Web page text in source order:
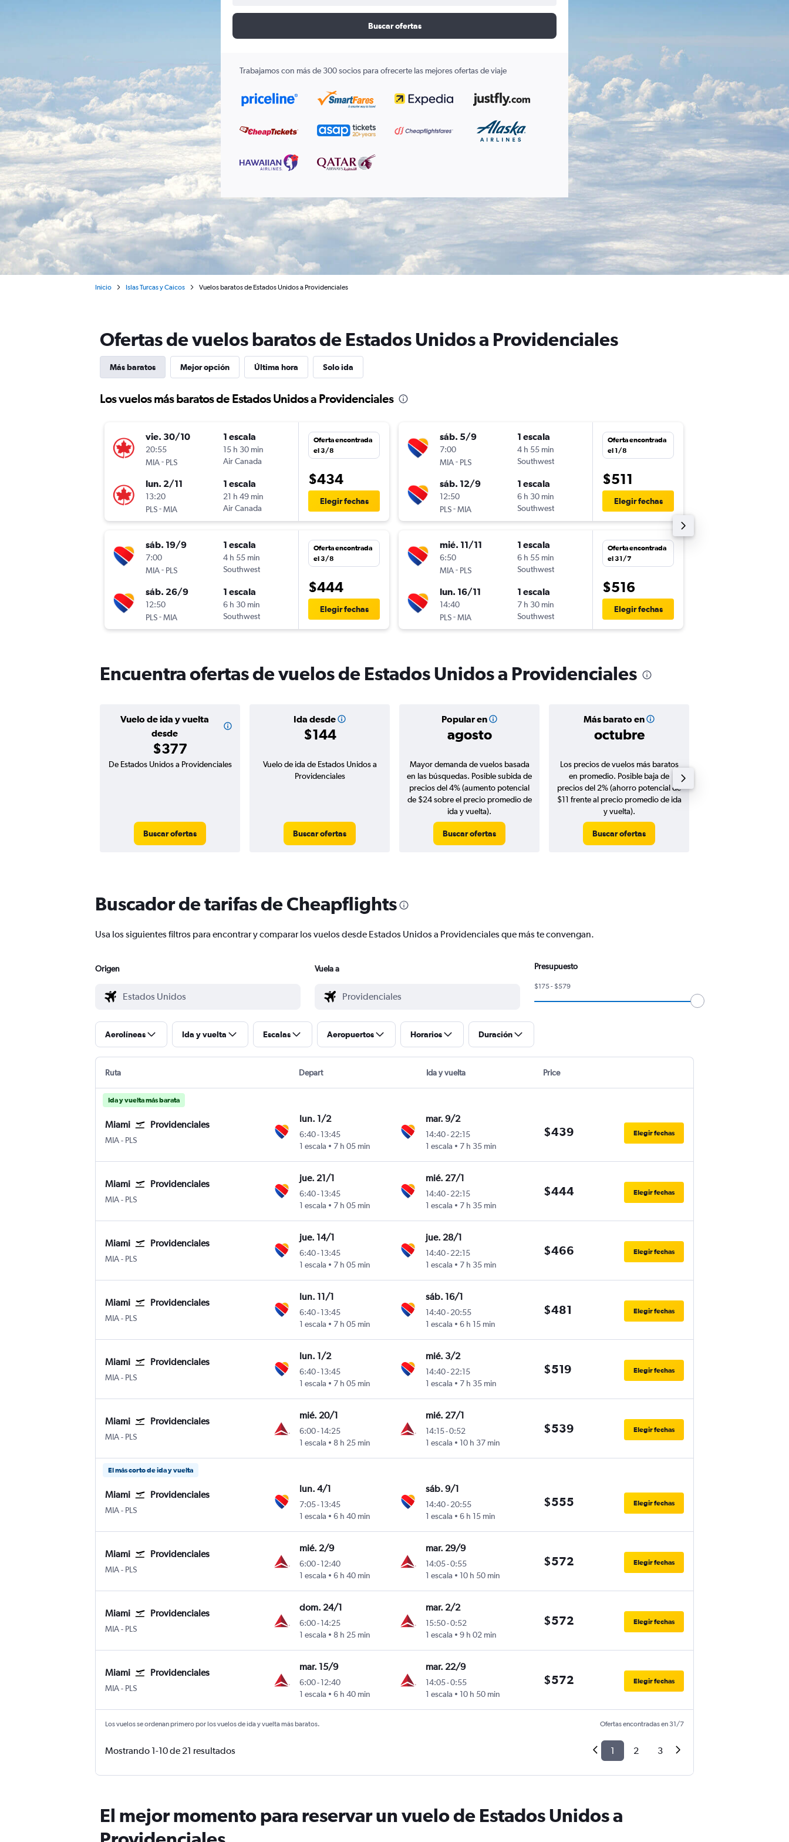
Buscar ofertas
Trabajamos con más de 300 socios para ofrecerte las mejores ofertas de viaje
Inicio Islas Turcas y Caicos Vuelos baratos de Estados Unidos a Providenciales
Ofertas de vuelos baratos de Estados Unidos a Providenciales
Más baratos Mejor opción Última hora Solo ida
Los vuelos más baratos de Estados Unidos a Providenciales
vie. 30/10
20:55
MIA- PLS
1 escala
15 h 30 min
Air Canada
lun. 2/11
13:20
PLS-MIA
1 escala
21 h 49 min
Air Canada
Oferta encontrada
el 3/8
$434
Elegir fechas
sáb. 19/9
7:00
MIA- PLS
1 escala
4 h 55 min
Southwest
sáb. 26/9
12:50
PLS-MIA
1 escala
6 h 30 min
Southwest
Oferta encontrada
el 3/8
$444
Elegir fechas
sáb. 5/9
7:00
MIA- PLS
1 escala
4 h 55 min
Southwest
sáb. 12/9
12:50
PLS-MIA
1 escala
6 h 30 min
Southwest
Oferta encontrada
el 1/8
$511
Elegir fechas
mié. 11/11
6:50
MIA- PLS
1 escala
6 h 55 min
Southwest
lun. 16/11
14:40
PLS-MIA
1 escala
7 h 30 min
Southwest
Oferta encontrada
el 31/7
$516
Elegir fechas
Encuentra ofertas de vuelos de Estados Unidos a Providenciales
Vuelo de ida y vuelta
desde
$377
Ida desde
$144
Popular en
agosto
Más barato en
octubre
De Estados Unidos a Providenciales
Buscar ofertas
Vuelo de ida de Estados Unidos a
Providenciales
Buscar ofertas
Mayor demanda de vuelos basada
en las búsquedas. Posible subida de
precios del 4% (aumento potencial
de $24 sobre el precio promedio de
ida y vuelta).
Buscar ofertas
Los precios de vuelos más baratos
en promedio. Posible baja de
precios del 2% (ahorro potencial de
$11 frente al precio promedio de ida
y vuelta).
Buscar ofertas
Buscador de tarifas de Cheapflights
Usa los siguientes filtros para encontrar y comparar los vuelos desde Estados Unidos a Providenciales que más te convengan.
Origen Vuela a Presupuesto
$175 - $579
Aerolíneas Ida y vuelta Escalas Aeropuertos Horarios Duración
Ruta Depart Ida y vuelta Price
Ida y vuelta más barata
Miami Providenciales
MIA- PLS
lun. 1/2
6:40-13:45
1 escala
7 h 05 min
mar. 9/2
14:40-22:15
1 escala
7 h 35 min
$439 Elegir fechas
Miami Providenciales
MIA- PLS
jue. 21/1
6:40-13:45
1 escala
7 h 05 min
mié. 27/1
14:40-22:15
1 escala
7 h 35 min
$444 Elegir fechas
Miami Providenciales
MIA- PLS
jue. 14/1
6:40-13:45
1 escala
7 h 05 min
jue. 28/1
14:40-22:15
1 escala
7 h 35 min
$466 Elegir fechas
Miami Providenciales
MIA- PLS
lun. 11/1
6:40-13:45
1 escala
7 h 05 min
sáb. 16/1
14:40-20:55
1 escala
6 h 15 min
$481 Elegir fechas
Miami Providenciales
MIA- PLS
lun. 1/2
6:40-13:45
1 escala
7 h 05 min
mié. 3/2
14:40-22:15
1 escala
7 h 35 min
$519 Elegir fechas
Miami Providenciales
MIA- PLS
mié. 20/1
6:00-14:25
1 escala
8 h 25 min
mié. 27/1
14:15-0:52
1 escala
10 h 37 min
$539 Elegir fechas
El más corto de ida y vuelta
Miami Providenciales
MIA- PLS
lun. 4/1
7:05-13:45
1 escala
6 h 40 min
sáb. 9/1
14:40-20:55
1 escala
6 h 15 min
$555 Elegir fechas
Miami Providenciales
MIA- PLS
mié. 2/9
6:00-12:40
1 escala
6 h 40 min
mar. 29/9
14:05-0:55
1 escala
10 h 50 min
$572 Elegir fechas
Miami Providenciales
MIA- PLS
dom. 24/1
6:00-14:25
1 escala
8 h 25 min
mar. 2/2
15:50-0:52
1 escala
9 h 02 min
$572 Elegir fechas
Miami Providenciales
MIA- PLS
mar. 15/9
6:00-12:40
1 escala
6 h 40 min
mar. 22/9
14:05-0:55
1 escala
10 h 50 min
$572 Elegir fechas
Los vuelos se ordenan primero por los vuelos de ida y vuelta más baratos. Ofertas encontradas en 31/7
Mostrando 1-10 de 21 resultados 1 2 3
El mejor momento para reservar un vuelo de Estados Unidos a